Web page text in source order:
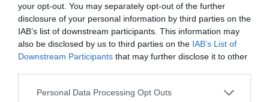
your opt-out. You may separately opt-out of the further
disclosure of your personal information by third parties on the
IAB’s list of downstream participants. This information may
also be disclosed by us to third parties on the IAB’s List of
Downstream Participants that may further disclose it to other
Personal Data Processing Opt Outs
12/04/2024
Τοποθεσία: